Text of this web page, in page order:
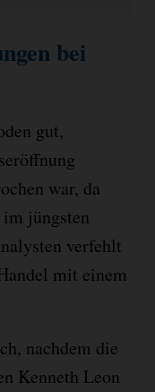
bei
gut,
war, da
jüngsten
verfehlt
mit einem
nachdem die
Kenneth Leon